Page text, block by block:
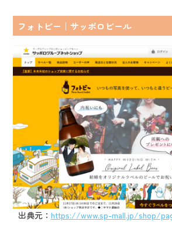
フォトビー｜サッポロビール
出典元： https://www.sp-mall.jp/shop/